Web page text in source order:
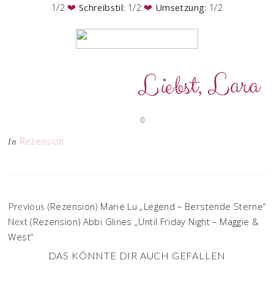
1/2❤ Schreibstil: 1/2❤ Umsetzung: 1/2
0
In Rezension
Previous (Rezension) Marie Lu „Legend – Berstende Sterne“
Next (Rezension) Abbi Glines „Until Friday Night – Maggie &
West“
DAS KÖNNTE DIR AUCH GEFALLEN